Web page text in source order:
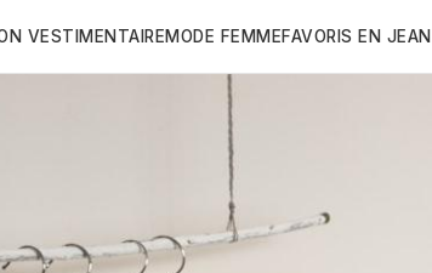
VESTIMENTAIREMODE FEMMEFAVORIS EN JEAN